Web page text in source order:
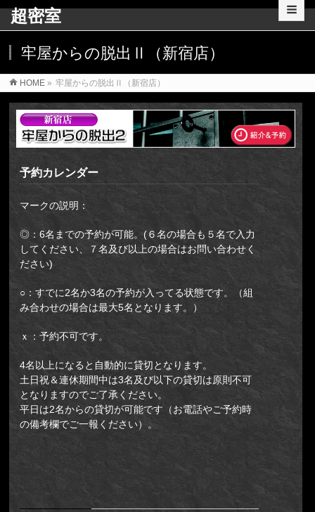
超密室
牢屋からの脱出Ⅱ（新宿店）
HOME » 牢屋からの脱出Ⅱ（新宿店）
予約カレンダー
マークの説明：
◎：6名までの予約が可能。(６名の場合も５名で入力
してください、７名及び以上の場合はお問い合わせく
ださい)
○：すでに2名か3名の予約が入ってる状態です。（組
み合わせの場合は最大5名となります。）
ｘ：予約不可です。
4名以上になると自動的に貸切となります。
土日祝＆連休期間中は3名及び以下の貸切は原則不可
となりますのでご了承ください。
平日は2名からの貸切が可能です（お電話やご予約時
の備考欄でご一報ください）。
【新予約システム】新宿店(集合